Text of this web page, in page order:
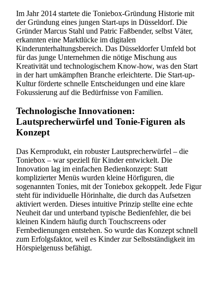
Im Jahr 2014 startete die Toniebox-Gründung Historie mit
der Gründung eines jungen Start-ups in Düsseldorf. Die
Gründer Marcus Stahl und Patric Faßbender, selbst Väter,
erkannten eine Marktlücke im digitalen
Kinderunterhaltungsbereich. Das Düsseldorfer Umfeld bot
für das junge Unternehmen die nötige Mischung aus
Kreativität und technologischem Know-how, was den Start
in der hart umkämpften Branche erleichterte. Die Start-up-
Kultur förderte schnelle Entscheidungen und eine klare
Fokussierung auf die Bedürfnisse von Familien.
Technologische Innovationen:
Lautsprecherwürfel und Tonie-Figuren als
Konzept
Das Kernprodukt, ein robuster Lautsprecherwürfel – die
Toniebox – war speziell für Kinder entwickelt. Die
Innovation lag im einfachen Bedienkonzept: Statt
komplizierter Menüs wurden kleine Hörfiguren, die
sogenannten Tonies, mit der Toniebox gekoppelt. Jede Figur
steht für individuelle Hörinhalte, die durch das Aufsetzen
aktiviert werden. Dieses intuitive Prinzip stellte eine echte
Neuheit dar und unterband typische Bedienfehler, die bei
kleinen Kindern häufig durch Touchscreens oder
Fernbedienungen entstehen. So wurde das Konzept schnell
zum Erfolgsfaktor, weil es Kinder zur Selbstständigkeit im
Hörspielgenuss befähigt.